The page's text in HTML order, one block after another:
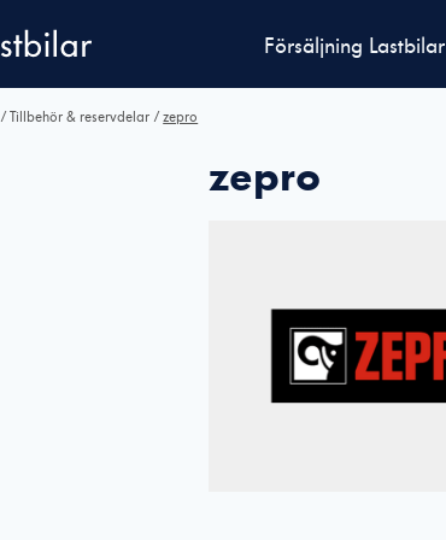
Försäljning Lastbilar
/Tillbehör & reservdelar /zepro
zepro